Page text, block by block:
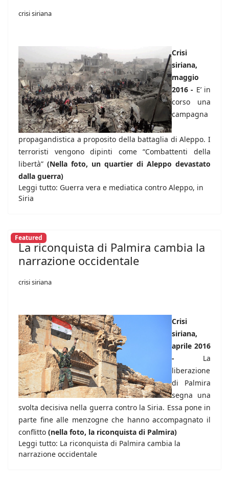
crisi siriana
Crisi
siriana,
maggio
2016 - E’ in
corso una
campagna
propagandistica a proposito della battaglia di Aleppo. I
terroristi vengono dipinti come “Combattenti della
libertà” (Nella foto, un quartier di Aleppo devastato
dalla guerra)
Leggi tutto: Guerra vera e mediatica contro Aleppo, in
Siria
Featured
La riconquista di Palmira cambia la
narrazione occidentale
crisi siriana
Crisi
siriana,
aprile 2016
- La
liberazione
di Palmira
segna una
svolta decisiva nella guerra contro la Siria. Essa pone in
parte fine alle menzogne che hanno accompagnato il
conflitto (nella foto, la riconquista di Palmira)
Leggi tutto: La riconquista di Palmira cambia la
narrazione occidentale